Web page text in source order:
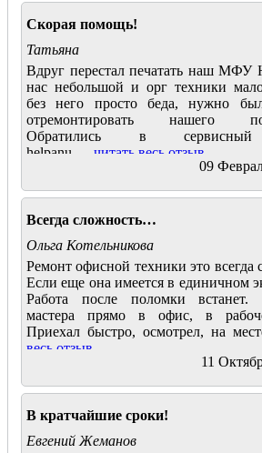
Скорая помощь!
Татьяна
Вдруг перестал печатать наш МФУ
нас небольшой и орг техники
без него просто беда, нужно
отремонтировать нашего
Обратились в
helpanu..... читать весь отзыв
09
Всегда сложность…
Ольга Котельникова
Ремонт офисной техники это всегда
Если еще она имеется в единичном
Работа после поломки встанет.
мастера прямо в офис, в
Приехал быстро, осмотрел, на
весь отзыв
11
В кратчайшие сроки!
Евгений Жеманов